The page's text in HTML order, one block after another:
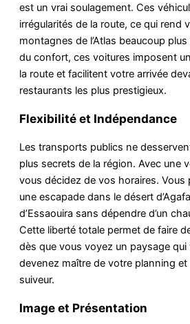
est un vrai soulagement. Ces
irrégularités de la route, ce qui rend
montagnes de l’Atlas beaucoup
du confort, ces voitures imposent
la route et facilitent votre arrivée
restaurants les plus prestigieux.
Flexibilité et Indépendance
Les transports publics ne
plus secrets de la région. Avec une
vous décidez de vos horaires. Vous
une escapade dans le désert
d’Essaouira sans dépendre d’un
Cette liberté totale permet de faire
dès que vous voyez un paysage qui
devenez maître de votre planning
suiveur.
Image et Présentation